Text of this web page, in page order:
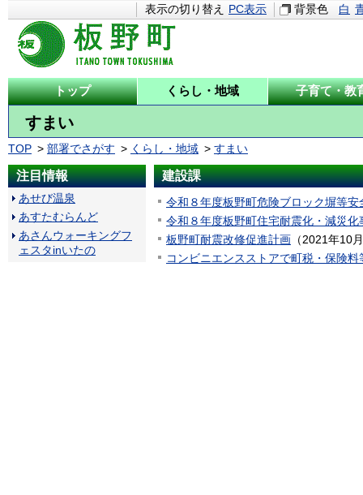
表示の切り替え PC表示 背景色 白
トップ くらし・地域 子育て・教
すまい
TOP 部署でさがす くらし・地域 すまい
建設課
令和８年度板野町危険ブロック塀等
令和８年度板野町住宅耐震化・減災化
板野町耐震改修促進計画 （2021年10
コンビニエンスストアで町税・保険
注目情報
あせび温泉
あすたむらんど
あさんウォーキングフ
ェスタinいたの